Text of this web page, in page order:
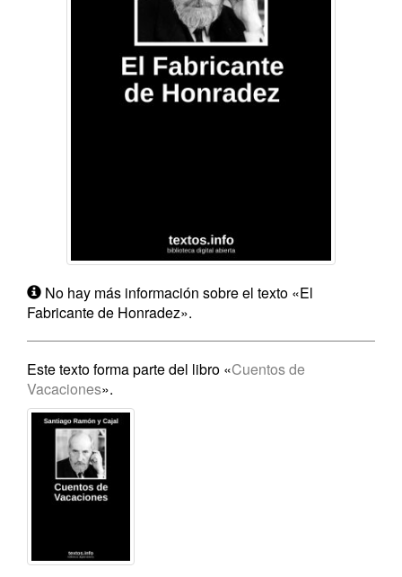
No hay más información sobre el texto «El
Fabricante de Honradez».
Este texto forma parte del libro «Cuentos de
Vacaciones».